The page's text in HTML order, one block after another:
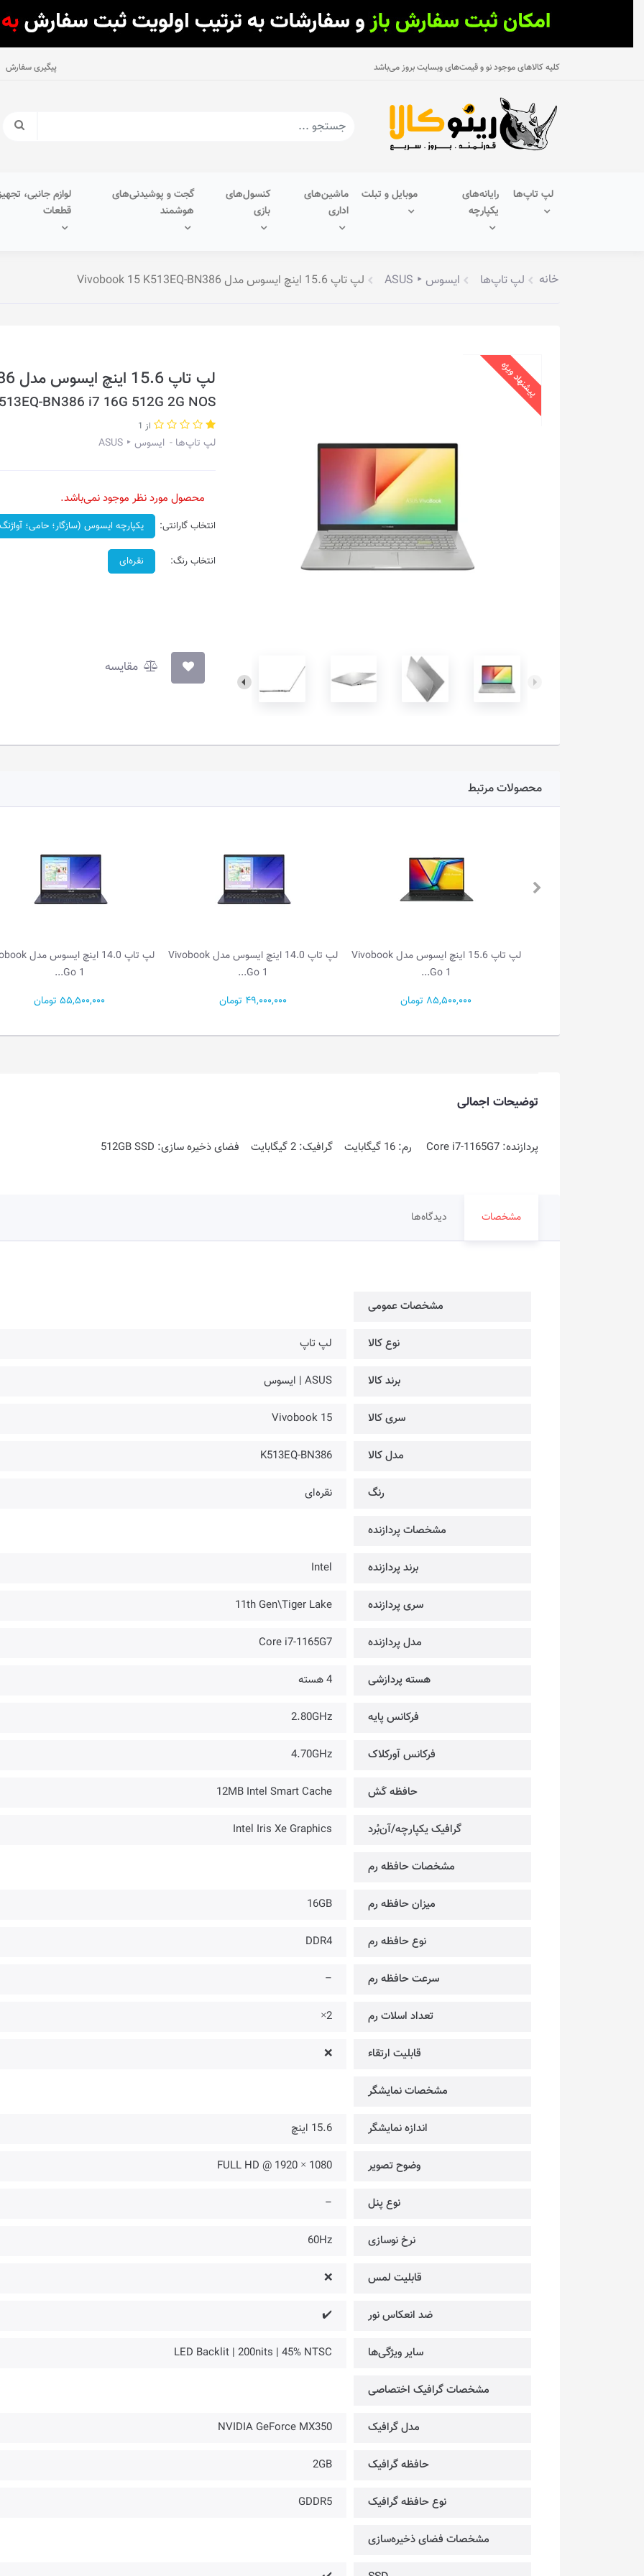
کلیه کالاهای موجود نو و قیمت‌های وبسایت بروز می‌باشد پیگیری سفارش
لپ تاپ‌ها
رایانه‌های
یکپارچه
موبایل و تبلت
ماشین‌های
اداری
کنسول‌های
بازی
گجت و پوشیدنی‌های
هوشمند
لوازم جانبی،
قطعات
خانه لپ تاپ‌ها ایسوس ‣ ASUS لپ تاپ 15.6 اینچ ایسوس مدل Vivobook 15 K513EQ-BN386
پیشنهاد ویژه لپ تاپ 15.6 اینچ ایسوس مدل Vivobook 15 K513EQ-BN386
BN386 i7 16G 512G 2G NOS
از 1
لپ تاپ‌ها ایسوس ‣ ASUS
محصول مورد نظر موجود نمی‌باشد.
انتخاب گارانتی: یکپارچه ایسوس (سازگار؛ حامی؛
انتخاب رنگ: نقره‌ای
مقایسه
محصولات مرتبط
لپ تاپ 14.0 اینچ ایسوس مدل Vivobook
Go 1...
49,000,000 تومان
لپ تاپ 14.0 اینچ ایسوس مدل Vivobook
Go 1...
55,500,000 تومان
Ga...
281,400,000 تومان
توضیحات اجمالی
پردازنده: Core i7-1165G7 رم: 16 گیگابایت گرافیک: 2 گیگابایت فضای ذخیره سازی: 512GB SSD
مشخصات دیدگاه‌ها
مشخصات عمومی
نوع کالا لپ تاپ
برند کالا ASUS | ایسوس
سری کالا Vivobook 15
مدل کالا K513EQ-BN386
رنگ نقره‌ای
مشخصات پردازنده
برند پردازنده Intel
سری پردازنده 11th Gen\Tiger Lake
مدل پردازنده Core i7-1165G7
هسته پردازشی 4 هسته
فرکانس پایه 2.80GHz
فرکانس آورکلاک 4.70GHz
حافظه کَش 12MB Intel Smart Cache
گرافیک یکپارچه/آن‌بُرد Intel Iris Xe Graphics
مشخصات حافظه رم
میزان حافظه رم 16GB
نوع حافظه رم DDR4
سرعت حافظه رم –
تعداد اسلات رم 2×
قابلیت ارتقاء ❌
مشخصات نمایشگر
اندازه نمایشگر 15.6 اینچ
وضوح تصویر 1080 × 1920 @ FULL HD
نوع پنل –
نرخ نوسازی 60Hz
قابلیت لمس ❌
ضد انعکاس نور ✔️
سایر ویژگی‌ها LED Backlit | 200nits |‌ 45% NTSC
مشخصات گرافیک اختصاصی
مدل گرافیک NVIDIA GeForce MX350
حافظه گرافیک 2GB
نوع حافظه گرافیک GDDR5
مشخصات فضای ذخیره‌سازی